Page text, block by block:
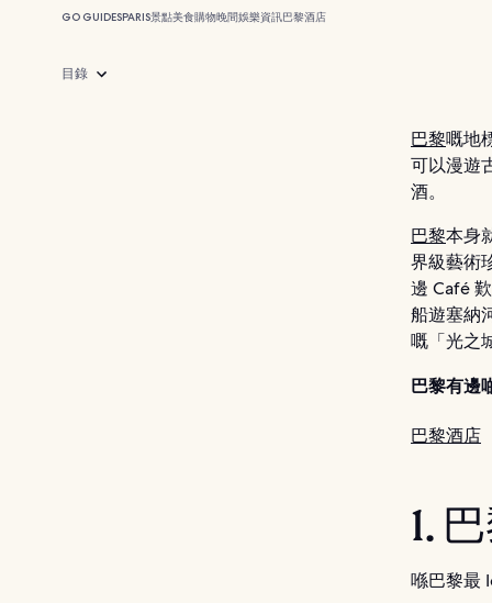
GO GUIDESPARIS景點美食購物晚間娛樂資訊巴黎酒店
目錄
巴黎嘅地
可以漫遊
酒。
巴黎本身
界級藝術
邊 Café
船遊塞納
嘅「光之
巴黎有邊
巴黎酒店
1.
喺巴黎最